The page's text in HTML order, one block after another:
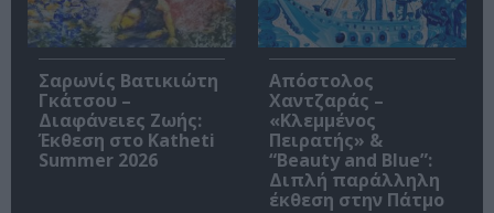
Σαρωνίς Βατικιώτη
Γκάτσου –
Διαφάνειες Ζωής:
Έκθεση στο Katheti
Summer 2026
Απόστολος
Χαντζαράς –
«Κλεμμένος
Πειρατής» &
“Beauty and Blue”:
Διπλή παράλληλη
έκθεση στην Πάτμο